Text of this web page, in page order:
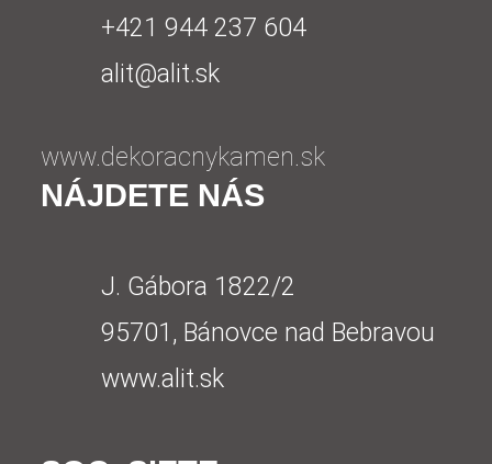
+421 944 237 604
alit@alit.sk
www.dekoracnykamen.sk
NÁJDETE NÁS
J. Gábora 1822/2
95701, Bánovce nad Bebravou
www.alit.sk